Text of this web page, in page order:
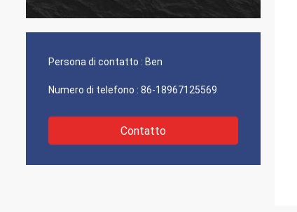
Persona di contatto : Ben
Numero di telefono : 86-18967125569
Contatto